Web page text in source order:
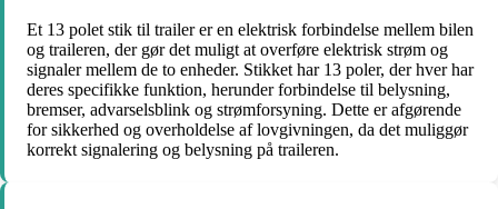
Et 13 polet stik til trailer er en elektrisk forbindelse mellem bilen
og traileren, der gør det muligt at overføre elektrisk strøm og
signaler mellem de to enheder. Stikket har 13 poler, der hver har
deres specifikke funktion, herunder forbindelse til belysning,
bremser, advarselsblink og strømforsyning. Dette er afgørende
for sikkerhed og overholdelse af lovgivningen, da det muliggør
korrekt signalering og belysning på traileren.